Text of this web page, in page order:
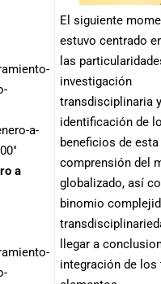
a-
a
El siguiente
estuvo centrado
las
investigación
transdisciplinaria
identificación de
beneficios de
comprensión del
globalizado, así
binomio
llegar a
integración de los